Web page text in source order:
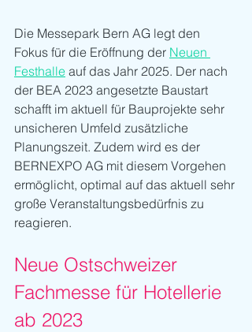
Die Messepark Bern AG legt den
Fokus für die Eröffnung der Neuen
Festhalle auf das Jahr 2025. Der nach
der BEA 2023 angesetzte Baustart
schafft im aktuell für Bauprojekte sehr
unsicheren Umfeld zusätzliche
Planungszeit. Zudem wird es der
BERNEXPO AG mit diesem Vorgehen
ermöglicht, optimal auf das aktuell sehr
große Veranstaltungsbedürfnis zu
reagieren.
Neue Ostschweizer
Fachmesse für Hotellerie
ab 2023